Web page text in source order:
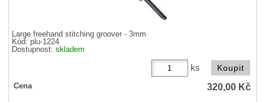
Large freehand stitching groover - 3mm
Kód: plu-1224
Dostupnost:skladem
ks
Cena 320,00 Kč